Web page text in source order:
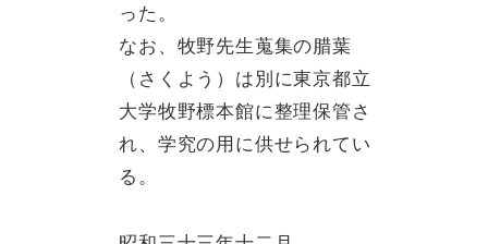
った。
なお、牧野先生蒐集の腊葉
（さくよう）は別に東京都立
大学牧野標本館に整理保管さ
れ、学究の用に供せられてい
る。